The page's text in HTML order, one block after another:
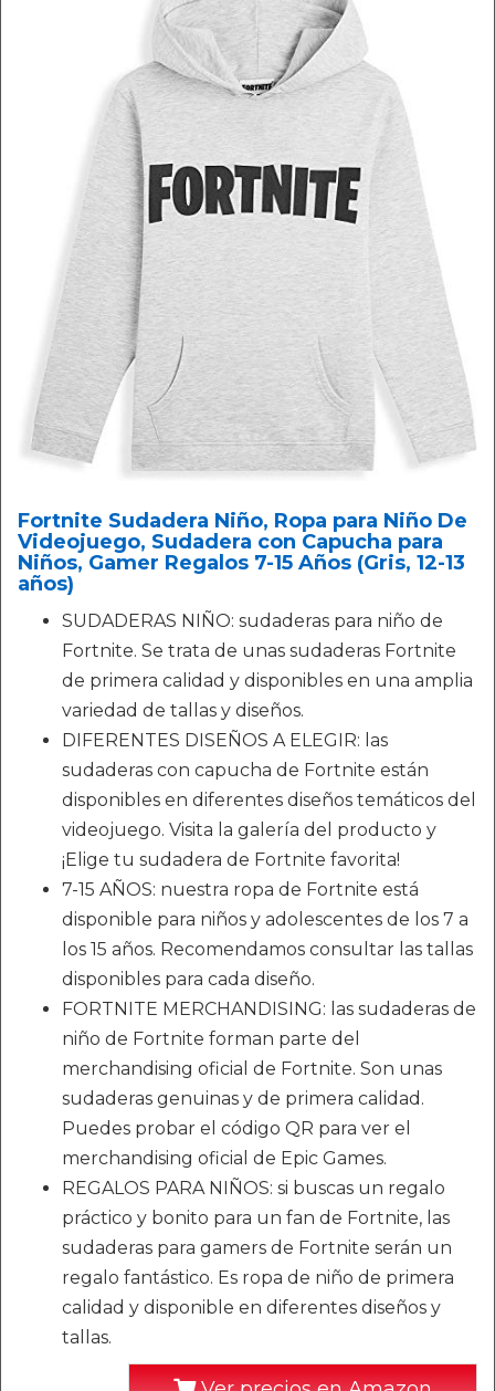
Fortnite Sudadera Niño, Ropa para Niño De
Videojuego, Sudadera con Capucha para
Niños, Gamer Regalos 7-15 Años (Gris, 12-13
años)
SUDADERAS NIÑO: sudaderas para niño de
Fortnite. Se trata de unas sudaderas Fortnite
de primera calidad y disponibles en una amplia
variedad de tallas y diseños.
DIFERENTES DISEÑOS A ELEGIR: las
sudaderas con capucha de Fortnite están
disponibles en diferentes diseños temáticos del
videojuego. Visita la galería del producto y
¡Elige tu sudadera de Fortnite favorita!
7-15 AÑOS: nuestra ropa de Fortnite está
disponible para niños y adolescentes de los 7 a
los 15 años. Recomendamos consultar las tallas
disponibles para cada diseño.
FORTNITE MERCHANDISING: las sudaderas de
niño de Fortnite forman parte del
merchandising oficial de Fortnite. Son unas
sudaderas genuinas y de primera calidad.
Puedes probar el código QR para ver el
merchandising oficial de Epic Games.
REGALOS PARA NIÑOS: si buscas un regalo
práctico y bonito para un fan de Fortnite, las
sudaderas para gamers de Fortnite serán un
regalo fantástico. Es ropa de niño de primera
calidad y disponible en diferentes diseños y
tallas.